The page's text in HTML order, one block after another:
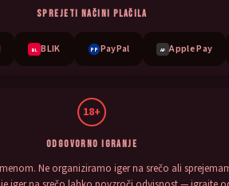
SPREJETI NAČINI PLAČILA
BL BLIK PP PayPal AP Apple Pay
18+
ODGOVORNO IGRANJE
Ne organiziramo iger na srečo ali